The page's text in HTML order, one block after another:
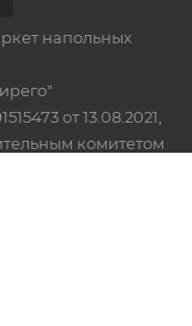
напольных
от 13.08.2021,
комитетом